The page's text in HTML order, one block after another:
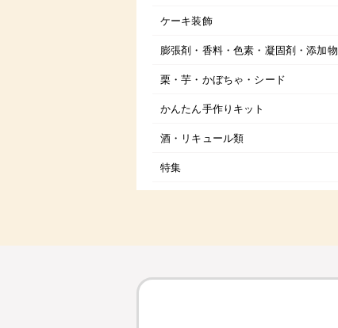
ケーキ装飾
膨張剤・香料・色素・凝固剤・添加物
栗・芋・かぼちゃ・シード
かんたん手作りキット
酒・リキュール類
特集